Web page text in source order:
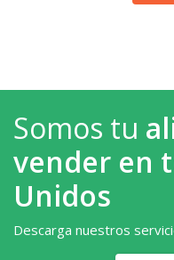
Somos tu
vender en
Unidos
Descarga nuestros